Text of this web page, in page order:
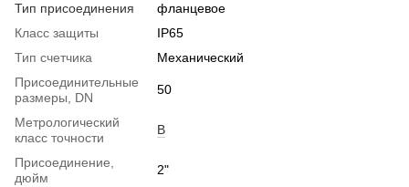
Тип присоединения
фланцевое
Класс защиты
IP65
Тип счетчика
Механический
Присоединительные
размеры, DN
50
Метрологический
класс точности
B
Присоединение,
дюйм
2"